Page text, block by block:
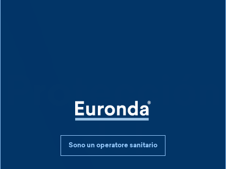
Protección
del
Sono un operatore sanitario